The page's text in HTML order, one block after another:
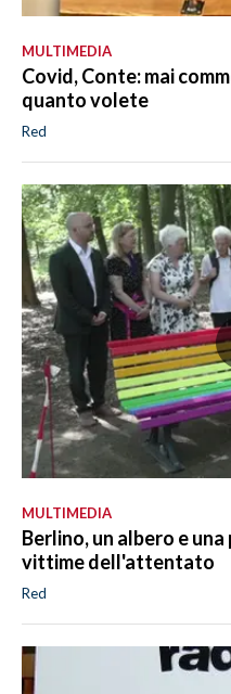
MULTIMEDIA
Covid, Conte: mai
quanto volete
Red
MULTIMEDIA
Berlino, un albero e
vittime dell'attentato
Red